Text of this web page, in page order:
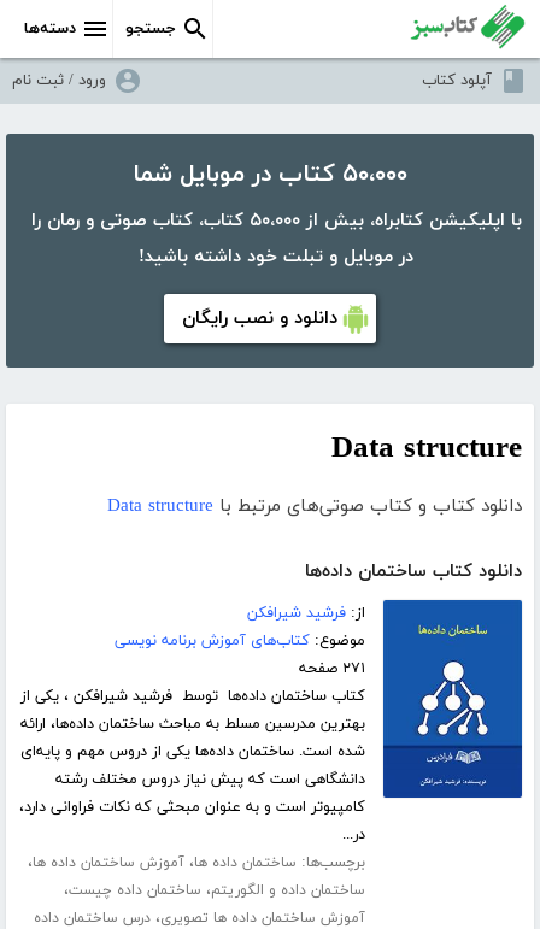
دسته‌ها جستجو
آپلود کتاب ورود / ثبت نام
۵۰،۰۰۰ کتاب در موبایل شما
با اپلیکیشن کتابراه، بیش از ۵۰،۰۰۰ کتاب، کتاب صوتی و رمان را
در موبایل و تبلت خود داشته باشید!
دانلود و نصب رایگان
Data structure
دانلود کتاب و کتاب صوتی‌های مرتبط با Data structure
دانلود کتاب ساختمان داده‌ها
از:فرشید شیرافکن
موضوع:کتاب‌های آموزش برنامه نویسی
۲۷۱ صفحه
کتاب ساختمان داده‌ها توسط فرشید شیرافکن ، یکی از
بهترین مدرسین مسلط به مباحث ساختمان داده‌ها، ارائه
شده است. ساختمان داده‌ها یکی از دروس مهم و پایه‌ای
دانشگاهی است که پیش نیاز دروس مختلف رشته
کامپیوتر است و به عنوان مبحثی که نکات فراوانی دارد،
در...
برچسب‌ها: ساختمان داده ها،آموزش ساختمان داده ها،
ساختمان داده و الگوریتم، ساختمان داده چیست،
آموزش ساختمان داده ها تصویری،درس ساختمان داده